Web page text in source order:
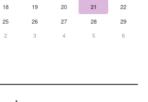
18 19 20 21
22
25 26 27 28
29
2 3 4 5 6